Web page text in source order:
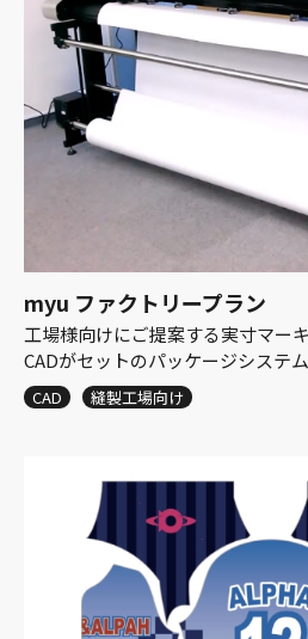
myu ファクトリープラン
工場様向けにご提案する実寸マー
CADがセットのパッケージシステ
CAD 縫製工場向け